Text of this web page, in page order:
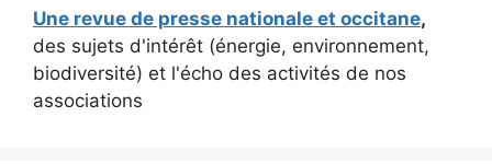
Une revue de presse nationale et occitane,
des sujets d'intérêt (énergie, environnement,
biodiversité) et l'écho des activités de nos
associations